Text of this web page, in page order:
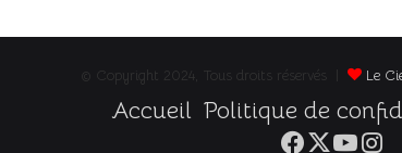
© Copyright 2024, Tous droits réservés | Le
Accueil Politique de
Facebook
X